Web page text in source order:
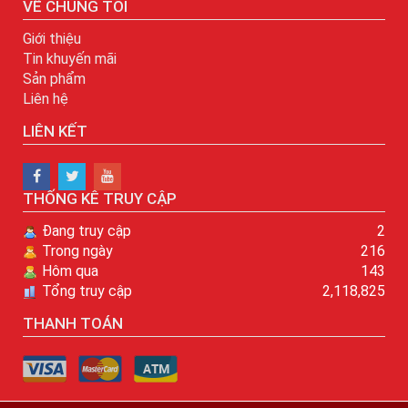
Giới thiệu
Tin khuyến mãi
Sản phẩm
Liên hệ
THỐNG KÊ TRUY CẬP
Đang truy cập
2
Trong ngày
216
Hôm qua
143
Tổng truy cập
2,118,825